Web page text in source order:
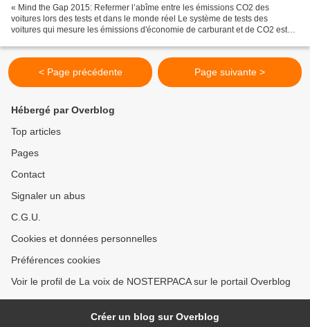
« Mind the Gap 2015: Refermer l’abîme entre les émissions CO2 des
voitures lors des tests et dans le monde réel Le système de tests des
voitures qui mesure les émissions d'économie de carburant et de CO2 est
< Page précédente Page suivante >
Hébergé par Overblog
Top articles
Pages
Contact
Signaler un abus
C.G.U.
Cookies et données personnelles
Préférences cookies
Voir le profil de La voix de NOSTERPACA sur le portail Overblog
Créer un blog sur Overblog